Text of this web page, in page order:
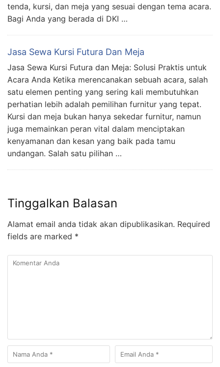
tenda, kursi, dan meja yang sesuai dengan tema acara.
Bagi Anda yang berada di DKI …
Jasa Sewa Kursi Futura Dan Meja
Jasa Sewa Kursi Futura dan Meja: Solusi Praktis untuk
Acara Anda Ketika merencanakan sebuah acara, salah
satu elemen penting yang sering kali membutuhkan
perhatian lebih adalah pemilihan furnitur yang tepat.
Kursi dan meja bukan hanya sekedar furnitur, namun
juga memainkan peran vital dalam menciptakan
kenyamanan dan kesan yang baik pada tamu
undangan. Salah satu pilihan …
Tinggalkan Balasan
Alamat email anda tidak akan dipublikasikan. Required
fields are marked *